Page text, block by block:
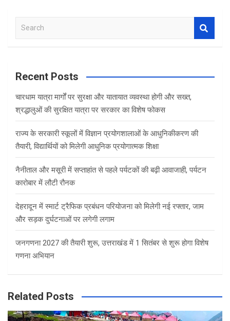
a
c
Recent Posts
चारधाम यात्रा मार्गों पर सुरक्षा और यातायात व्यवस्था होगी और सख्त,
श्रद्धालुओं की सुरक्षित यात्रा पर सरकार का विशेष फोकस
राज्य के सरकारी स्कूलों में विज्ञान प्रयोगशालाओं के आधुनिकीकरण की
तैयारी, विद्यार्थियों को मिलेगी आधुनिक प्रयोगात्मक शिक्षा
नैनीताल और मसूरी में सप्ताहांत से पहले पर्यटकों की बढ़ी आवाजाही, पर्यटन
कारोबार में लौटी रौनक
देहरादून में स्मार्ट ट्रैफिक प्रबंधन परियोजना को मिलेगी नई रफ्तार, जाम
और सड़क दुर्घटनाओं पर लगेगी लगाम
जनगणना 2027 की तैयारी शुरू, उत्तराखंड में 1 सितंबर से शुरू होगा विशेष
गणना अभियान
Related Posts